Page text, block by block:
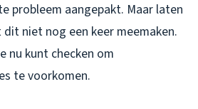
probleem aangepakt. Maar laten
niet nog een keer meemaken.
nu kunt checken om
te voorkomen.